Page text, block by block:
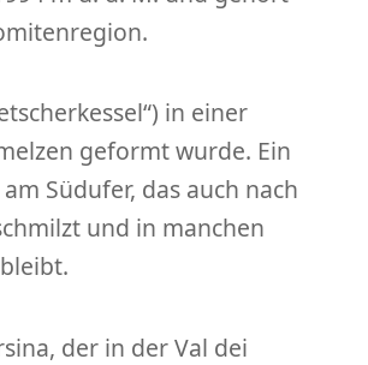
in einer
geformt wurde. Ein
Südufer, das auch nach
und in manchen
der in der Val dei